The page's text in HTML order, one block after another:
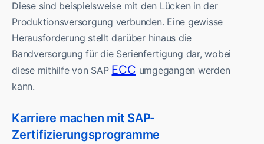
Diese sind beispielsweise mit den Lücken in der
Produktionsversorgung verbunden. Eine gewisse
Herausforderung stellt darüber hinaus die
Bandversorgung für die Serienfertigung dar, wobei
diese mithilfe von SAP ECC umgegangen werden
kann.
Karriere machen mit SAP-
Zertifizierungsprogramme